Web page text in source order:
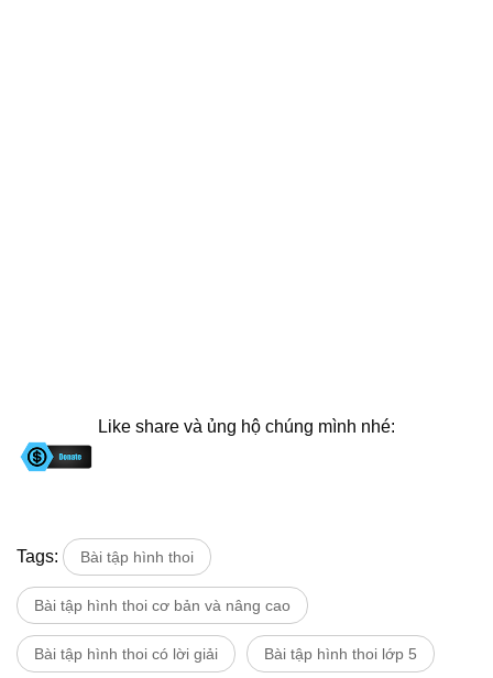
Like share và ủng hộ chúng mình nhé:
Tags: Bài tập hình thoi
Bài tập hình thoi cơ bản và nâng cao
Bài tập hình thoi có lời giải Bài tập hình thoi lớp 5